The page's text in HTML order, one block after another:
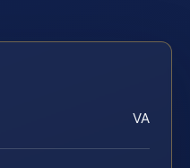
VA